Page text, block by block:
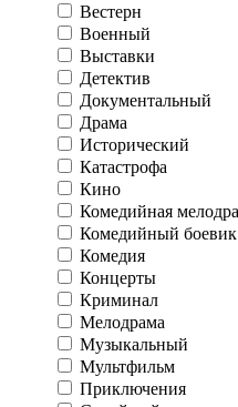
Вестерн
Военный
Выставки
Детектив
Документальный
Драма
Исторический
Катастрофа
Кино
Комедийная
Комедийный боевик
Комедия
Концерты
Криминал
Мелодрама
Музыкальный
Мультфильм
Приключения